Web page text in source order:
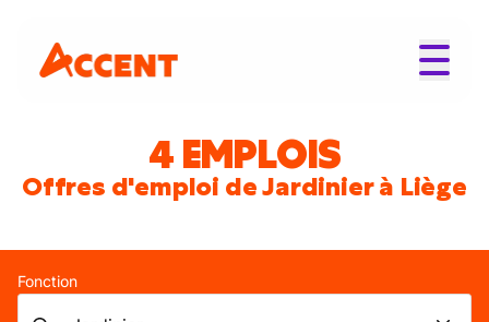
4 EMPLOIS
Offres d'emploi de Jardinier à Liège
Fonction